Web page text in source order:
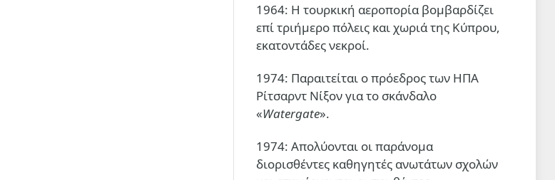
1964: Η τουρκική αεροπορία βομβαρδίζει
επί τριήμερο πόλεις και χωριά της Κύπρου,
εκατοντάδες νεκροί.
1974: Παραιτείται ο πρόεδρος των ΗΠΑ
Ρίτσαρντ Νίξον για το σκάνδαλο
«Watergate».
1974: Απολύονται οι παράνομα
διορισθέντες καθηγητές ανωτάτων σχολών